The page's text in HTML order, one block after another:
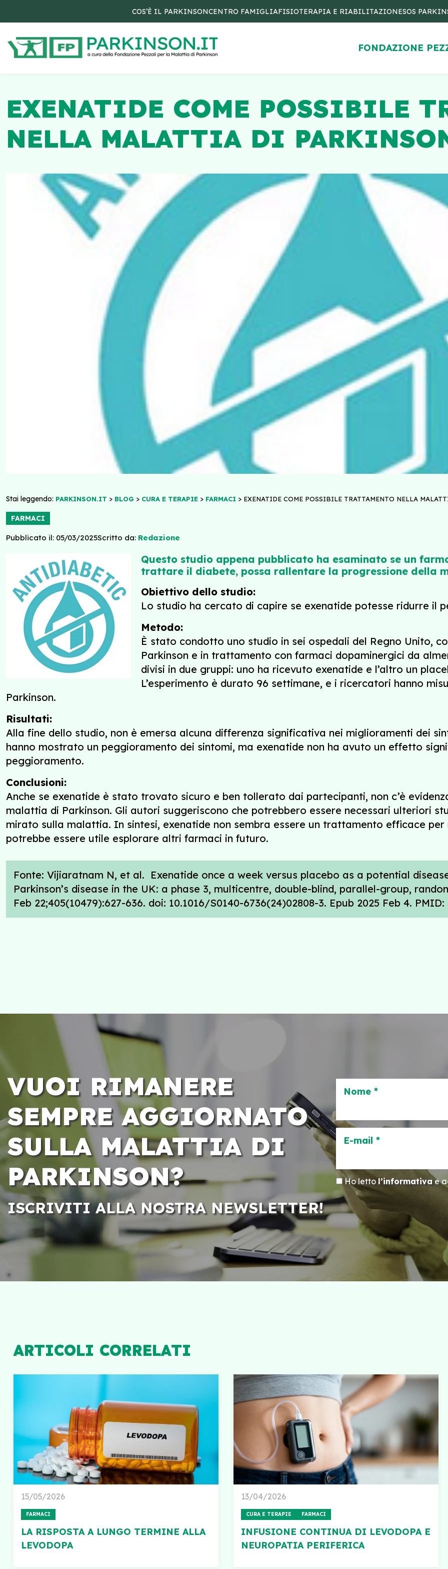
COS’È IL PARKINSONCENTRO FAMIGLIAFISIOTERAPIA E RIABILITAZIONESOS
FONDAZIONE
EXENATIDE COME POSSIBILE
NELLA MALATTIA DI
Stai leggendo: PARKINSON.IT > BLOG > CURA E TERAPIE > FARMACI > EXENATIDE COME POSSIBILE TRATTAMENTO NELLA
FARMACI
Pubblicato il: 05/03/2025Scritto da: Redazione
Questo studio appena pubblicato ha esaminato se un
trattare il diabete, possa rallentare la progressione della
Obiettivo dello studio:
Lo studio ha cercato di capire se exenatide potesse ridurre il
Metodo:
È stato condotto uno studio in sei ospedali del Regno Unito,
Parkinson e in trattamento con farmaci dopaminergici da
divisi in due gruppi: uno ha ricevuto exenatide e l’altro un
L’esperimento è durato 96 settimane, e i ricercatori hanno
Parkinson.
Risultati:
Alla fine dello studio, non è emersa alcuna differenza significativa nei miglioramenti dei
hanno mostrato un peggioramento dei sintomi, ma exenatide non ha avuto un effetto
peggioramento.
Conclusioni:
Anche se exenatide è stato trovato sicuro e ben tollerato dai partecipanti, non c’è
malattia di Parkinson. Gli autori suggeriscono che potrebbero essere necessari ulteriori
mirato sulla malattia. In sintesi, exenatide non sembra essere un trattamento efficace
potrebbe essere utile esplorare altri farmaci in futuro.
Fonte: Vijiaratnam N, et al. Exenatide once a week versus placebo as a potential
Parkinson’s disease in the UK: a phase 3, multicentre, double-blind, parallel-group,
Feb 22;405(10479):627-636. doi: 10.1016/S0140-6736(24)02808-3. Epub 2025 Feb 4. PMID:
VUOI RIMANERE
SEMPRE AGGIORNATO
SULLA MALATTIA DI
PARKINSON?
ISCRIVITI ALLA NOSTRA NEWSLETTER!
Nome *
E-mail *
Ho letto l’informativae
ARTICOLI CORRELATI
15/05/2026
FARMACI
LA RISPOSTA A LUNGO TERMINE ALLA
LEVODOPA
13/04/2026
CURA E TERAPIE FARMACI
INFUSIONE CONTINUA DI LEVODOPA E
NEUROPATIA PERIFERICA